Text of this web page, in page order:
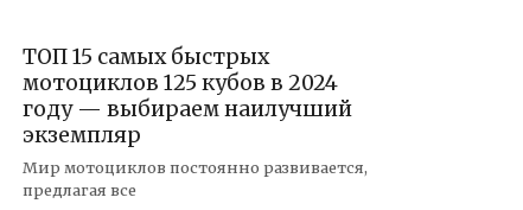
ТОП 15 самых быстрых
мотоциклов 125 кубов в 2024
году — выбираем наилучший
экземпляр
Мир мотоциклов постоянно развивается,
предлагая все